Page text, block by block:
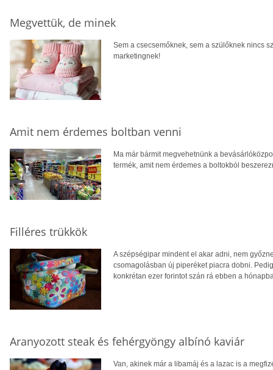
Megvettük, de minek
Sem a csecsemőknek, sem a szülőknek nincs
marketingnek!
Amit nem érdemes boltban venni
Ma már bármit megvehetnünk a
termék, amit nem érdemes a boltokból
Filléres trükkök
A szépségipar mindent el akar adni, nem
csomagolásban új piperéket piacra dobni.
konkrétan ezer forintot szán rá ebben a
Aranyozott steak és fehérgyöngy albínó kaviár
Van, akinek már a libamáj és a lazac is a